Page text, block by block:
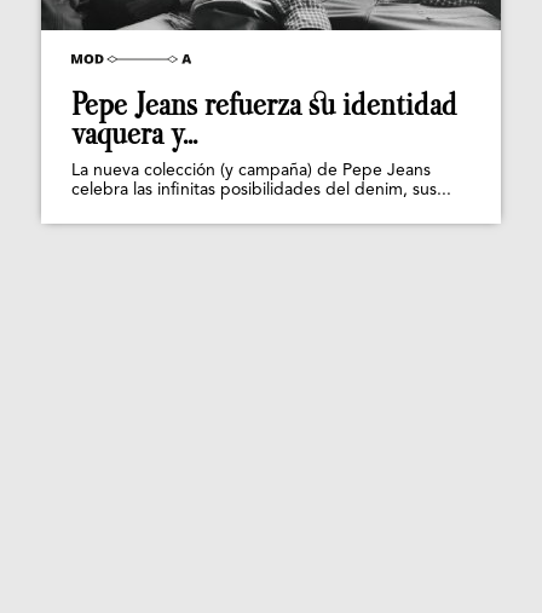
Pepe Jeans refuerza su identidad
vaquera y...
La nueva colección (y campaña) de Pepe Jeans
celebra las infinitas posibilidades del denim, sus...